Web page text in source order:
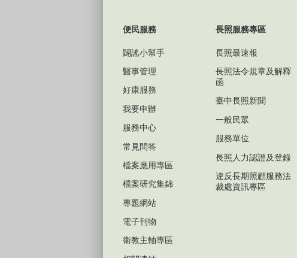
便民服務
闢謠小幫手
醫事管理
好康服務
我要申辦
服務中心
常見問答
檔案應用專區
檔案研究集錦
專題網站
電子刊物
衛教主軸專區
長照服務專區
長照最速報
長照法令規章及解釋
函
臺中長照新聞
一般民眾
服務單位
長照人力認證及登錄
違反長期照顧服務法
裁處資訊專區